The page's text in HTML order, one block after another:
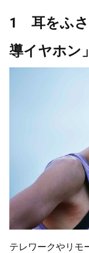
1 耳をふさ
導イヤホン
テレワークやリモ